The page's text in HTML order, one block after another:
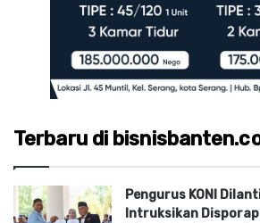
Terbaru di
Pengurus KONI
Intruksikan